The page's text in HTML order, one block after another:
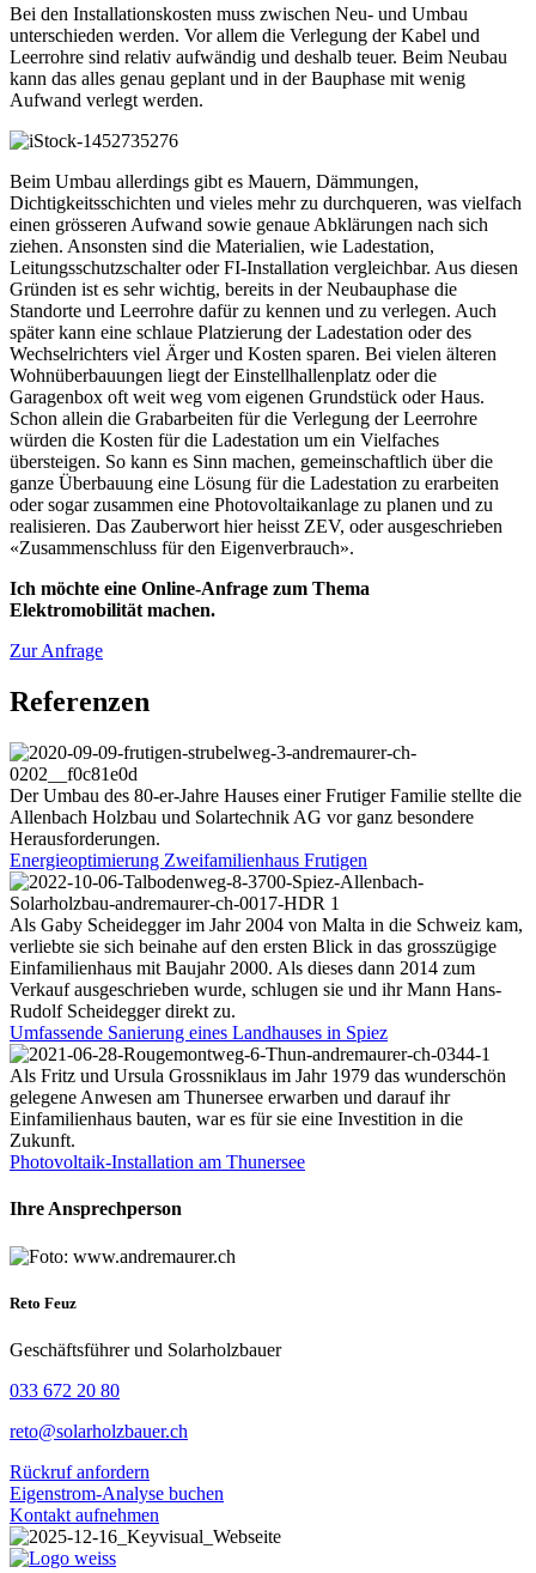
Bei den Installationskosten muss zwischen Neu- und Umbau
unterschieden werden. Vor allem die Verlegung der Kabel und
Leerrohre sind relativ aufwändig und deshalb teuer. Beim Neubau
kann das alles genau geplant und in der Bauphase mit wenig
Aufwand verlegt werden.
Beim Umbau allerdings gibt es Mauern, Dämmungen,
Dichtigkeitsschichten und vieles mehr zu durchqueren, was vielfach
einen grösseren Aufwand sowie genaue Abklärungen nach sich
ziehen. Ansonsten sind die Materialien, wie Ladestation,
Leitungsschutzschalter oder FI-Installation vergleichbar. Aus diesen
Gründen ist es sehr wichtig, bereits in der Neubauphase die
Standorte und Leerrohre dafür zu kennen und zu verlegen. Auch
später kann eine schlaue Platzierung der Ladestation oder des
Wechselrichters viel Ärger und Kosten sparen. Bei vielen älteren
Wohnüberbauungen liegt der Einstellhallenplatz oder die
Garagenbox oft weit weg vom eigenen Grundstück oder Haus.
Schon allein die Grabarbeiten für die Verlegung der Leerrohre
würden die Kosten für die Ladestation um ein Vielfaches
übersteigen. So kann es Sinn machen, gemeinschaftlich über die
ganze Überbauung eine Lösung für die Ladestation zu erarbeiten
oder sogar zusammen eine Photovoltaikanlage zu planen und zu
realisieren. Das Zauberwort hier heisst ZEV, oder ausgeschrieben
«Zusammenschluss für den Eigenverbrauch».
Ich möchte eine Online-Anfrage zum Thema
Elektromobilität machen.
Zur Anfrage
Referenzen
Der Umbau des 80-er-Jahre Hauses einer Frutiger Familie stellte die
Allenbach Holzbau und Solartechnik AG vor ganz besondere
Herausforderungen.
Energieoptimierung Zweifamilienhaus Frutigen
Als Gaby Scheidegger im Jahr 2004 von Malta in die Schweiz kam,
verliebte sie sich beinahe auf den ersten Blick in das grosszügige
Einfamilienhaus mit Baujahr 2000. Als dieses dann 2014 zum
Verkauf ausgeschrieben wurde, schlugen sie und ihr Mann Hans-
Rudolf Scheidegger direkt zu.
Umfassende Sanierung eines Landhauses in Spiez
Als Fritz und Ursula Grossniklaus im Jahr 1979 das wunderschön
gelegene Anwesen am Thunersee erwarben und darauf ihr
Einfamilienhaus bauten, war es für sie eine Investition in die
Zukunft.
Photovoltaik-Installation am Thunersee
Ihre Ansprechperson
Reto Feuz
Geschäftsführer und Solarholzbauer
033 672 20 80
reto@solarholzbauer.ch
Rückruf anfordern
Eigenstrom-Analyse buchen
Kontakt aufnehmen